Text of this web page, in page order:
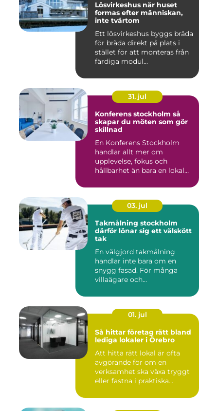
Lösvirkeshus när huset
formas efter människan,
inte tvärtom
Ett lösvirkeshus byggs bräda
för bräda direkt på plats i
stället för att monteras från
färdiga modul...
31. jul
Konferens stockholm så
skapar du möten som gör
skillnad
En Konferens Stockholm
handlar allt mer om
upplevelse, fokus och
hållbarhet än bara en lokal
03. jul
Takmålning stockholm
därför lönar sig ett välskött
tak
En välgjord takmålning
handlar inte bara om en
snygg fasad. För många
villaägare och
01. jul
Så hittar företag rätt bland
lediga lokaler i Örebro
Att hitta rätt lokal är ofta
avgörande för om en
verksamhet ska växa tryggt
eller fastna i praktiska...